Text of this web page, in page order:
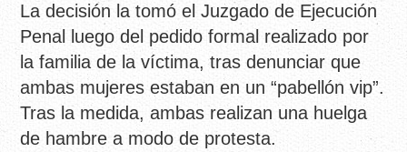
La decisión la tomó el Juzgado de Ejecución
Penal luego del pedido formal realizado por
la familia de la víctima, tras denunciar que
ambas mujeres estaban en un “pabellón vip”.
Tras la medida, ambas realizan una huelga
de hambre a modo de protesta.